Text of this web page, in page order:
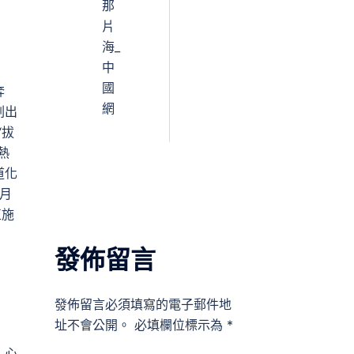
出
化
那
片
海_
中
國
網
發佈留言
發佈留言必須填寫的電子郵件地
址不會公開。 必填欄位標示為 *